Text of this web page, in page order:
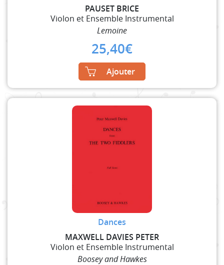
PAUSET BRICE
Violon et Ensemble Instrumental
Lemoine
25,40€
Ajouter
Dances
MAXWELL DAVIES PETER
Violon et Ensemble Instrumental
Boosey and Hawkes